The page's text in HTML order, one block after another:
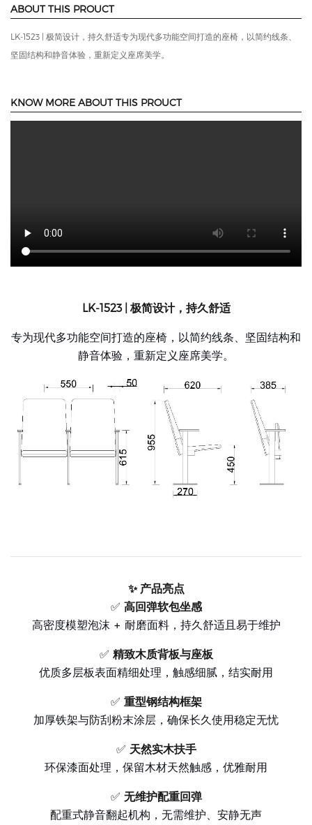
ABOUT THIS PROUCT
LK-1523 | 极简设计，持久舒适专为现代多功能空间打造的座椅，以简约线条、
坚固结构和静音体验，重新定义座席美学。
KNOW MORE ABOUT THIS PROUCT
LK-1523 | 极简设计，持久舒适
专为现代多功能空间打造的座椅，以简约线条、坚固结构和
静音体验，重新定义座席美学。
✨ 产品亮点
✅ 高回弹软包坐感
高密度模塑泡沫 + 耐磨面料，持久舒适且易于维护
✅ 精致木质背板与座板
优质多层板表面精细处理，触感细腻，结实耐用
✅ 重型钢结构框架
加厚铁架与防刮粉末涂层，确保长久使用稳定无忧
✅ 天然实木扶手
环保漆面处理，保留木材天然触感，优雅耐用
✅ 无维护配重回弹
配重式静音翻起机构，无需维护、安静无声